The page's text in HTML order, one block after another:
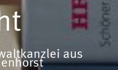
aus